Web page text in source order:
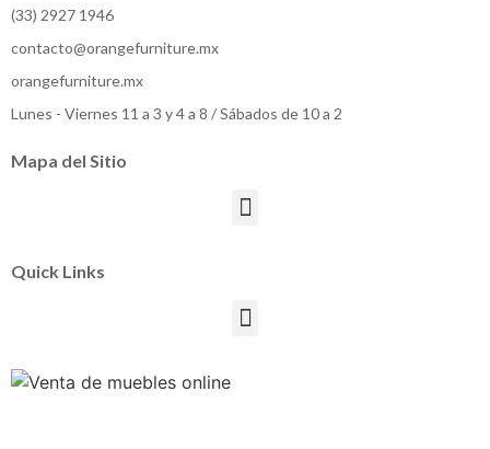
(33) 2927 1946
contacto@orangefurniture.mx
orangefurniture.mx
Lunes - Viernes 11 a 3 y 4 a 8 / Sábados de 10 a 2
Mapa del Sitio
Quick Links